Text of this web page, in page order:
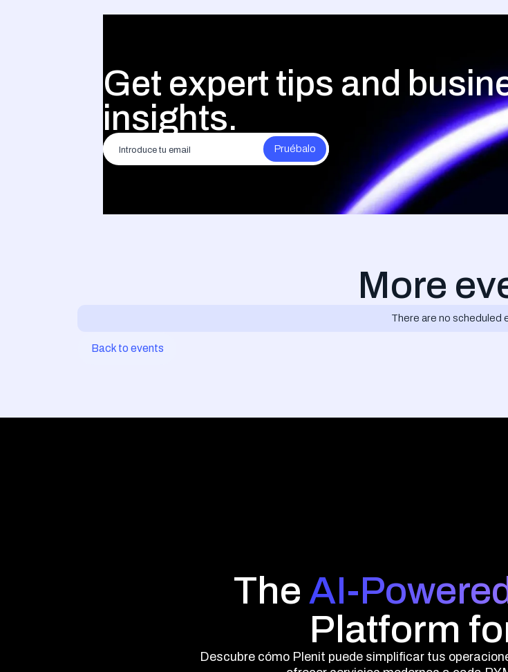
Get expert tips and
insights.
More
There are no scheduled
Back to events
The AI-
Platform
Descubre cómo Plenit puede simplificar tus